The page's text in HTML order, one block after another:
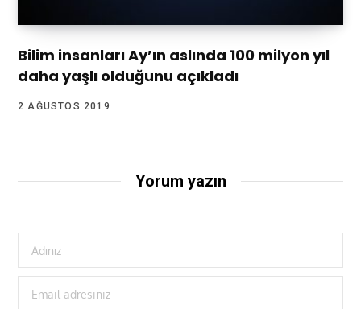
Bilim insanları Ay’ın aslında 100 milyon yıl
daha yaşlı olduğunu açıkladı
2 AĞUSTOS 2019
Yorum yazın